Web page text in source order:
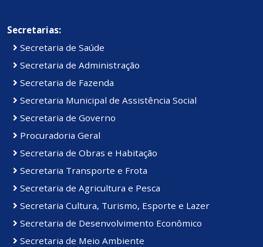
Secretarias:
Secretaria de Saúde
Secretaria de Administração
Secretaria de Fazenda
Secretaria Municipal de Assistência Social
Secretaria de Governo
Procuradoria Geral
Secretaria de Obras e Habitação
Secretaria Transporte e Frota
Secretaria de Agricultura e Pesca
Secretaria Cultura, Turismo, Esporte e Lazer
Secretaria de Desenvolvimento Econômico
Secretaria de Meio Ambiente